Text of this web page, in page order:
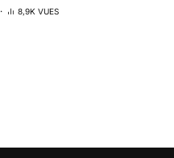
8,9K VUES